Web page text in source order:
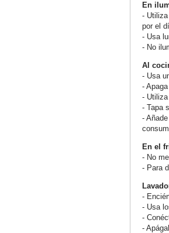
En
-
por el
- Usa
- No
Al
- Usa
-
-
- Tapa
-
En el
- No
- Para
-
- Usa
-
-